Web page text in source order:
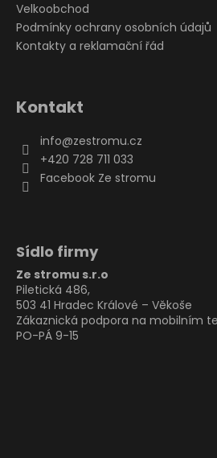
Velkoobchod
Podmínky ochrany osobních údajů
Kontakty a reklamační řád
Kontakt
info@zestromu.cz
+420 728 711 033
Facebook Ze stromu
Sídlo firmy
Ze stromu s.r.o
Piletická 486,
503 41 Hradec Králové – Věkoše
Zákaznická podpora na mobilním
PO-PÁ 9-15